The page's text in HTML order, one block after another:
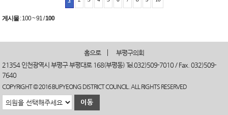
게시물:100 ~ 91 /100
홈으로
부평구의회
21354 인천광역시 부평구 부평대로 168(부평동) Tel.032)509-7010 / Fax. 032)509-
7640
COPYRIGHT © 2016 BUPYEONG DISTRICT COUNCIL. ALL RIGHTS RESERVED